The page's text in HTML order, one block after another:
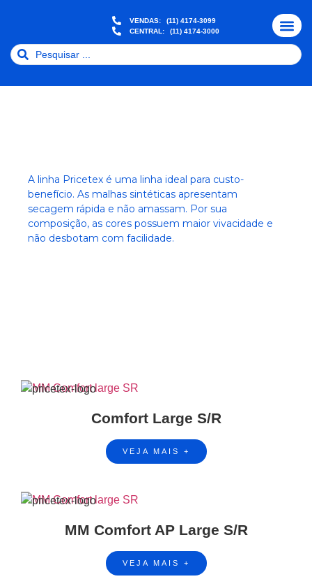
VENDAS:
(11) 4174-3099
CENTRAL:
(11) 4174-3000
A linha Pricetex é uma linha ideal para custo-
benefício. As malhas sintéticas apresentam
secagem rápida e não amassam. Por sua
composição, as cores possuem maior vivacidade e
não desbotam com facilidade.
Comfort Large S/R
VEJA MAIS +
MM Comfort AP Large S/R
VEJA MAIS +